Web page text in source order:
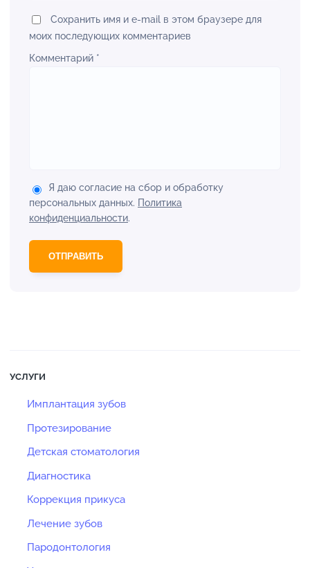
Сохранить имя и e-mail в этом браузере для
моих последующих комментариев
Комментарий *
Я даю согласие на сбор и обработку
персональных данных. Политика
конфиденциальности.
УСЛУГИ
Имплантация зубов
Протезирование
Детская стоматология
Диагностика
Коррекция прикуса
Лечение зубов
Пародонтология